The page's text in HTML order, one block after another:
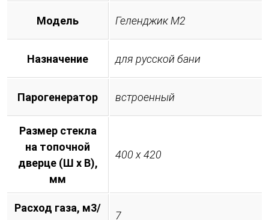
Модель Геленджик М2
Назначение для русской бани
Парогенератор встроенный
Размер стекла
на топочной
дверце (Ш х В),
мм
400 х 420
Расход газа, м3/
7